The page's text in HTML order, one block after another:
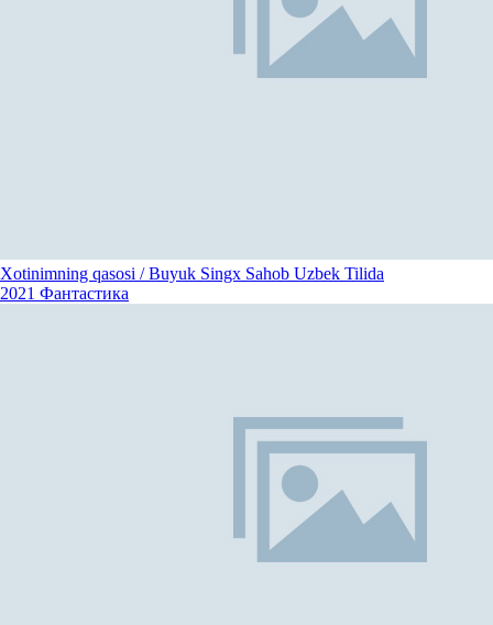
Xotinimning qasosi / Buyuk Singx Sahob Uzbek Tilida
2021 Фантастика